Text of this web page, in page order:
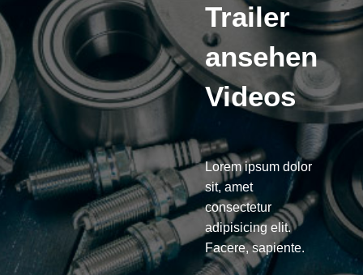
Trailer
ansehen
Videos
Lorem ipsum dolor
sit, amet
consectetur
adipisicing elit.
Facere, sapiente.